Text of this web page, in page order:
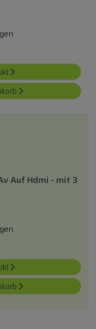
Auf Hdmi - mit 3